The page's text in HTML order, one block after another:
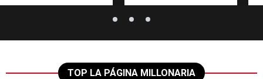
TOP LA PÁGINA MILLONARIA